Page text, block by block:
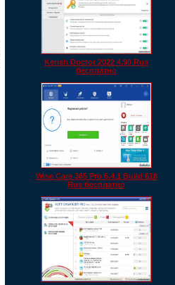
Kerish Doctor 2022 4.90 Rus
бесплатно
Wise Care 365 Pro 6.4.1 Build 618
Rus бесплатно